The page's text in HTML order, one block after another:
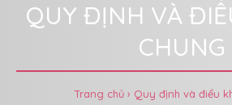
QUY ĐỊNH VÀ
CHUNG
Trang chủ Quy định và điểu